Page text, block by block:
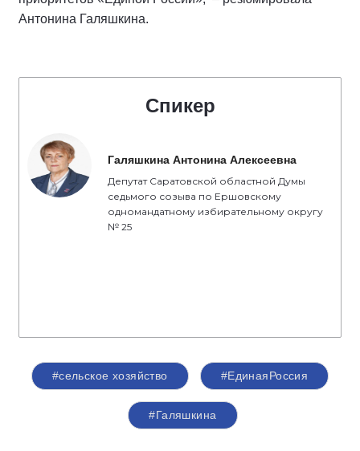
Антонина Галяшкина.
Спикер
Галяшкина Антонина Алексеевна
Депутат Саратовской областной Думы
седьмого созыва по Ершовскому
одномандатному избирательному округу
№ 25
#сельское хозяйство #ЕдинаяРоссия
#Галяшкина